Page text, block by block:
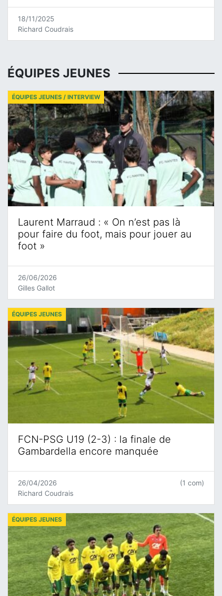
18/11/2025
Richard Coudrais
ÉQUIPES JEUNES
Laurent Marraud : « On n’est pas là
pour faire du foot, mais pour jouer au
foot »
ÉQUIPES JEUNES / INTERVIEW
26/06/2026
Gilles Gallot
FCN-PSG U19 (2-3) : la finale de
Gambardella encore manquée
ÉQUIPES JEUNES
26/04/2026
Richard Coudrais
(1 com)
ÉQUIPES JEUNES